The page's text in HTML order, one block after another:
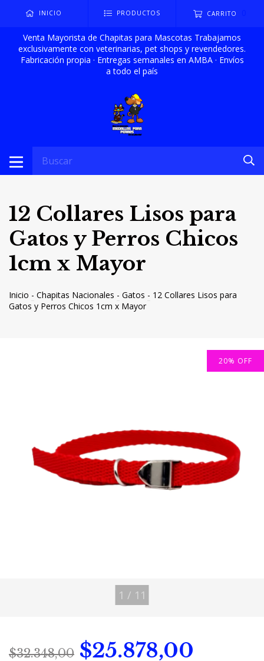
INICIO PRODUCTOS CARRITO
Venta Mayorista de Chapitas para Mascotas Trabajamos
exclusivamente con veterinarias, pet shops y revendedores.
Fabricación propia · Entregas semanales en AMBA · Envíos
a todo el país
12 Collares Lisos para
Gatos y Perros Chicos
1cm x Mayor
Inicio - Chapitas Nacionales - Gatos - 12 Collares Lisos para
Gatos y Perros Chicos 1cm x Mayor
20% OFF
1 / 11
$32.348,00 $25.878,00